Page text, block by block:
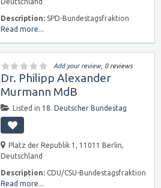
Description: SPD-Bundestagsfraktion
Read more...
Add your review, 0 reviews
Dr. Philipp Alexander
Murmann MdB
Listed in 18. Deutscher Bundestag
Platz der Republik 1, 11011 Berlin,
Deutschland
Description: CDU/CSU-Bundestagsfraktion
Read more...